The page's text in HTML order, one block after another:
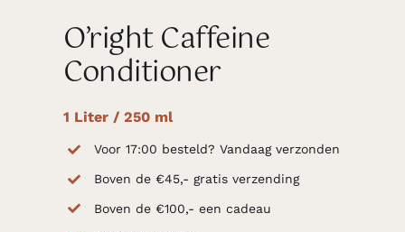
O’right Caffeine
Conditioner
1 Liter / 250 ml
Voor 17:00 besteld? Vandaag verzonden
Boven de €45,- gratis verzending
Boven de €100,- een cadeau